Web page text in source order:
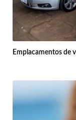
Emplacamentos de